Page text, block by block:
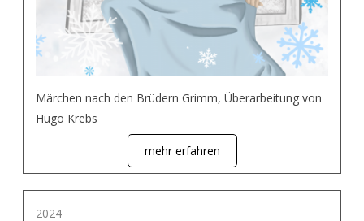
Märchen nach den Brüdern Grimm, Überarbeitung von
Hugo Krebs
mehr erfahren
2024